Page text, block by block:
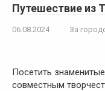
Путешествие из
06.08.2024 За
Посетить
совместным